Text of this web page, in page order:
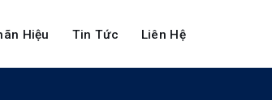
Hiệu Tin Tức Liên Hệ